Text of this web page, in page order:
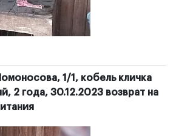
1/1, кобель кличка
2 года, 30.12.2023 возврат на